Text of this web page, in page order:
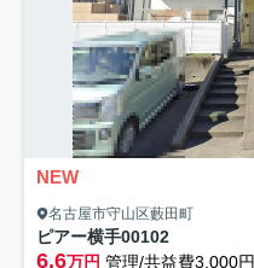
NEW
名古屋市守山区藪田町
ピアー横手00102
6.6万円 管理/共益費3,000円